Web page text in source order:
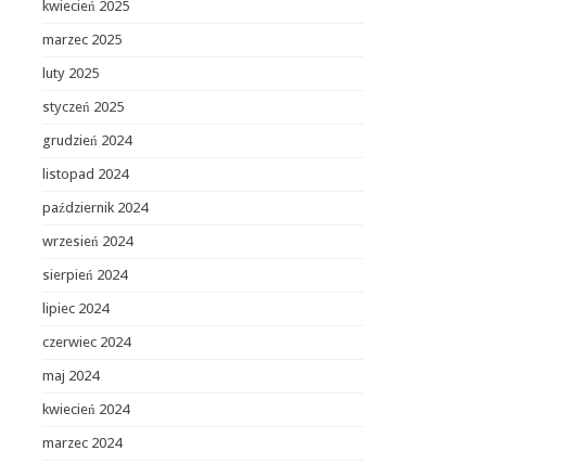
kwiecień 2025
marzec 2025
luty 2025
styczeń 2025
grudzień 2024
listopad 2024
październik 2024
wrzesień 2024
sierpień 2024
lipiec 2024
czerwiec 2024
maj 2024
kwiecień 2024
marzec 2024